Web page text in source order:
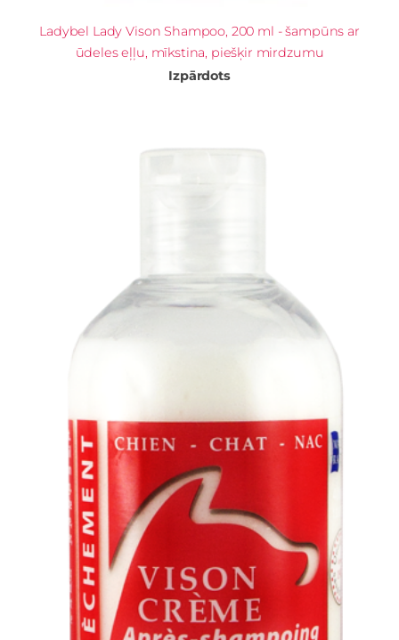
Ladybel Lady Vison Shampoo, 200 ml - šampūns ar
ūdeles eļļu, mīkstina, piešķir mirdzumu
Izpārdots